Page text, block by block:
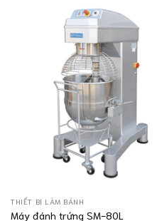
THIẾT BỊ LÀM BÁNH
Máy đánh trứng SM-80L